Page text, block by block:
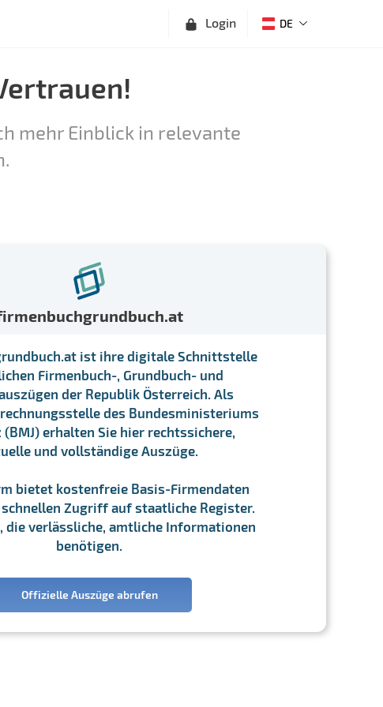
Login DE
mehr Einblick in relevante
ist ihre digitale Schnittstelle
Firmenbuch-, Grundbuch- und
der Republik Österreich. Als
des Bundesministeriums
erhalten Sie hier rechtssichere,
und vollständige Auszüge.
bietet kostenfreie Basis-Firmendaten
Zugriff auf staatliche Register.
die verlässliche, amtliche Informationen
benötigen.
Offizielle Auszüge abrufen